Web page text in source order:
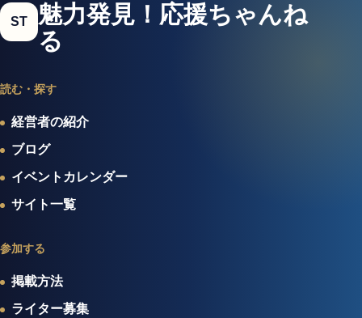
ST
魅力発見！応援ちゃんね
る
読む・探す
経営者の紹介
ブログ
イベントカレンダー
サイト一覧
参加する
掲載方法
ライター募集